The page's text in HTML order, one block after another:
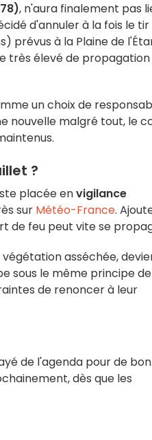
, n'aura finalement pas
d'annuler à la fois le tir
prévus à la Plaine de
très élevé de propagation
un choix de
nouvelle malgré tout, le
?
placée envigilance
sur Météo-France.
de feu peut vite se
asséchée,
sous le même principe de
de renoncer à leur
de l'agenda pour de
dès que les